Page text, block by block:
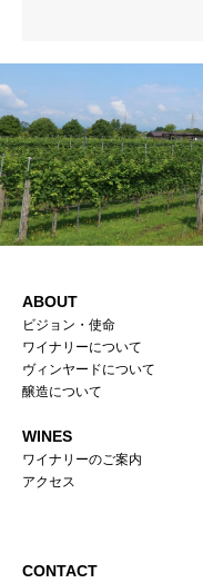
ABOUT
ビジョン・使命
ワイナリーについて
ヴィンヤードについて
醸造について
WINES
ワイナリーのご案内
アクセス
CONTACT